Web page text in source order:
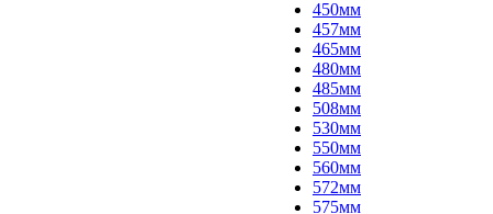
450мм
457мм
465мм
480мм
485мм
508мм
530мм
550мм
560мм
572мм
575мм